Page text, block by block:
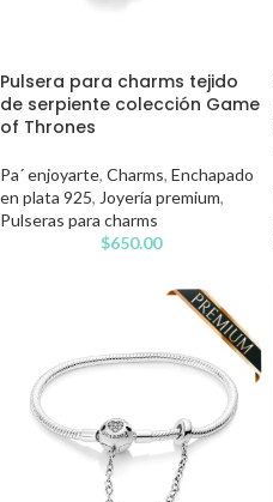
Pulsera para charms tejido
de serpiente colección Game
of Thrones
Pa´ enjoyarte, Charms, Enchapado
en plata 925, Joyería premium,
Pulseras para charms
$650.00